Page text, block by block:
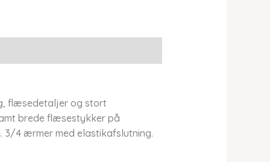
flæsedetaljer og stort
brede flæsestykker på
3/4 ærmer med elastikafslutning.